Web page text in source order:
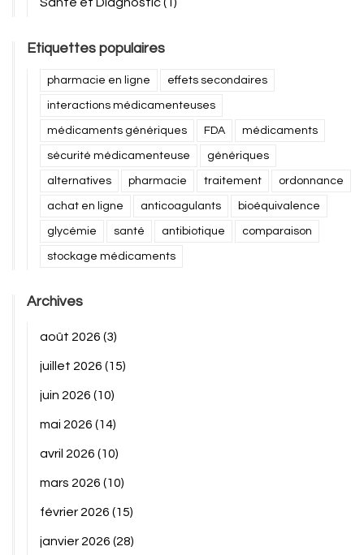
Etiquettes populaires
pharmacie en ligne effets secondaires
interactions médicamenteuses
médicaments génériques FDA médicaments
sécurité médicamenteuse génériques
alternatives pharmacie traitement ordonnance
achat en ligne anticoagulants bioéquivalence
glycémie santé antibiotique comparaison
stockage médicaments
Archives
août 2026 (3)
juillet 2026 (15)
juin 2026 (10)
mai 2026 (14)
avril 2026 (10)
mars 2026 (10)
février 2026 (15)
janvier 2026 (28)